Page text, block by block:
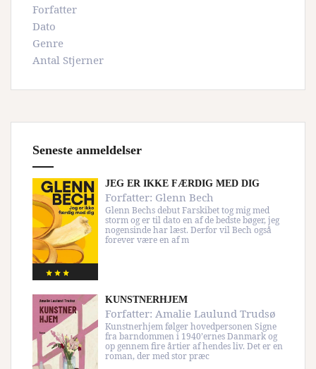
Forfatter
Dato
Genre
Antal Stjerner
Seneste anmeldelser
JEG ER IKKE FÆRDIG MED DIG
Forfatter: Glenn Bech
Glenn Bechs debut Farskibet tog mig med
storm og er til dato en af de bedste bøger, jeg
nogensinde har læst. Derfor vil Bech også
forever være en af m
KUNSTNERHJEM
Forfatter: Amalie Laulund Trudsø
Kunstnerhjem følger hovedpersonen Signe
fra barndommen i 1940’ernes Danmark og
op gennem fire årtier af hendes liv. Det er en
roman, der med stor præc